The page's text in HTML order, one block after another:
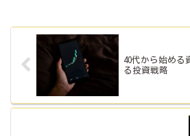
40代から始める
る投資戦略